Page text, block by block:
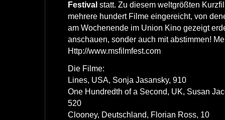
Festival statt. Zu diesem weltgrößten
mehrere hundert Filme eingereicht, von
am Wochenende im Union Kino gezeigt
anschauen, sonder auch mit abstimmen!
Http://www.msfilmfest.com
Die Filme:
Lines, USA, Sonja Jasansky, 910
One Hundredth of a Second, UK, Susan
520
Clooney, Deutschland, Florian Ross, 10